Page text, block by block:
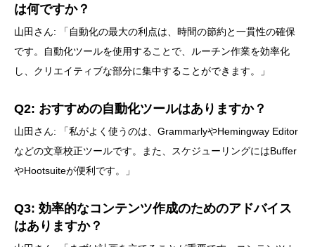
は何ですか？
山田さん: 「自動化の最大の利点は、時間の節約と一貫性の確保
です。自動化ツールを使用することで、ルーチン作業を効率化
し、クリエイティブな部分に集中することができます。」
Q2: おすすめの自動化ツールはありますか？
山田さん: 「私がよく使うのは、GrammarlyやHemingway Editor
などの文章校正ツールです。また、スケジューリングにはBuffer
やHootsuiteが便利です。」
Q3: 効率的なコンテンツ作成のためのアドバイス
はありますか？